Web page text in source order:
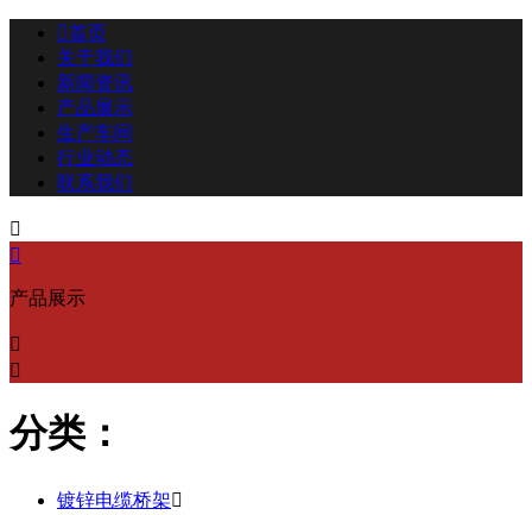
首页
关于我们
新闻资讯
产品展示
生产车间
行业动态
联系我们


产品展示


分类：
镀锌电缆桥架